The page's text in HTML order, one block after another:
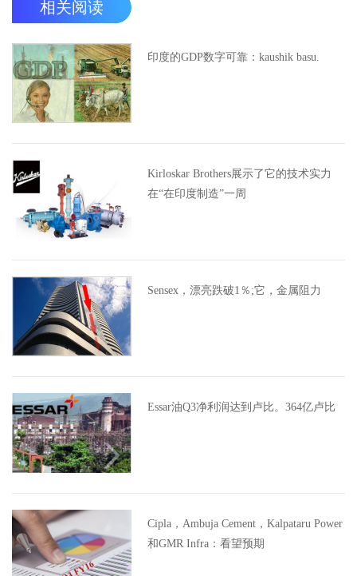
相关阅读
印度的GDP数字可靠：kaushik basu.
Kirloskar Brothers展示了它的技术实力
在“在印度制造”一周
Sensex，漂亮跌破1％;它，金属阻力
Essar油Q3净利润达到卢比。364亿卢比
Cipla，Ambuja Cement，Kalpataru Power
和GMR Infra：看望预期